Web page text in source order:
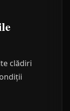
clădiri